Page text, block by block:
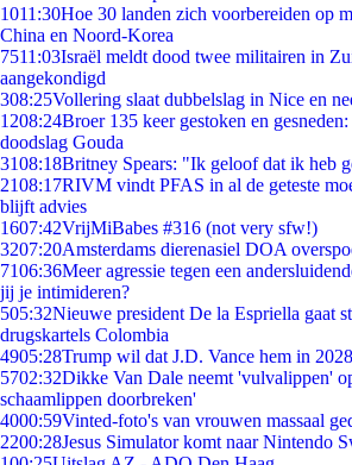
1011:30Hoe 30 landen zich voorbereiden op
China en Noord-Korea
7511:03Israël meldt dood twee militairen in
aangekondigd
308:25Vollering slaat dubbelslag in Nice en
1208:24Broer 135 keer gestoken en
doodslag Gouda
3108:18Britney Spears: "Ik geloof dat ik heb
2108:17RIVM vindt PFAS in al de geteste
blijft advies
1607:42VrijMiBabes #316 (not very sfw!)
3207:20Amsterdams dierenasiel DOA
7106:36Meer agressie tegen een
jij je intimideren?
505:32Nieuwe president De la Espriella gaat
drugskartels Colombia
4905:28Trump wil dat J.D. Vance hem in
5702:32Dikke Van Dale neemt 'vulvalippen'
schaamlippen doorbreken'
4000:59Vinted-foto's van vrouwen massaal
2200:28Jesus Simulator komt naar Nintendo